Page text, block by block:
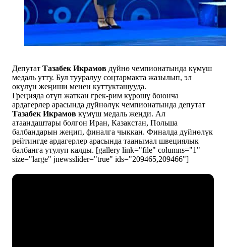
Депутат Тазабек Икрамов дүйнө чемпионатында күмүш
медаль утту. Бул тууралуу соцтармакта жазылып, эл
өкүлүн жеңиши менен куттукташууда.
Грецияда өтүп жаткан грек-рим күрөшү боюнча
ардагерлер арасында дүйнөлүк чемпионатында депутат
Тазабек Икрамов күмүш медаль жеңди. Ал
атаандаштары болгон Иран, Казакстан, Польша
балбандарын жеңип, финалга чыккан. Финалда дүйнөлүк
рейтингде ардагерлер арасында таанымал швециялык
балбанга утулуп калды. [gallery link="file" columns="1"
size="large" jnewsslider="true" ids="209465,209466"]